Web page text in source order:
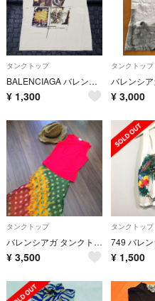
タンクトップ
BALENCIAGA バレンシアガ タンクトップ オフホワイト 40
¥ 1,300
タンクトップ
¥ 3,000
タンクトップ
バレンシアガ タンクトップ
¥ 3,500
タンクトップ
¥ 1,500